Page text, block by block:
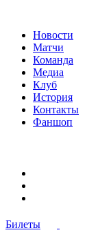
Новости
Матчи
Команда
Медиа
Клуб
История
Контакты
Фаншоп
Билеты